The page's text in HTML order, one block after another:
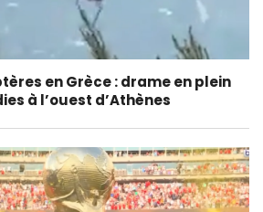
en Grèce : drame en plein
à l’ouest d’Athènes